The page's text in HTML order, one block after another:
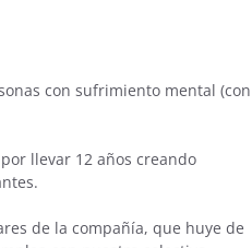
con sufrimiento mental (con
llevar 12 años creando
de la compañía, que huye de